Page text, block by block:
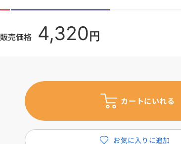
販売価格 4,320円